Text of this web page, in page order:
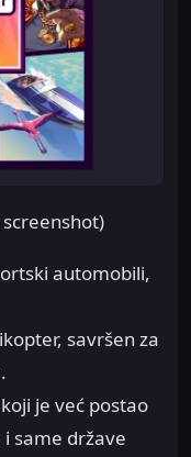
automobili,
savršen za
je već postao
same države